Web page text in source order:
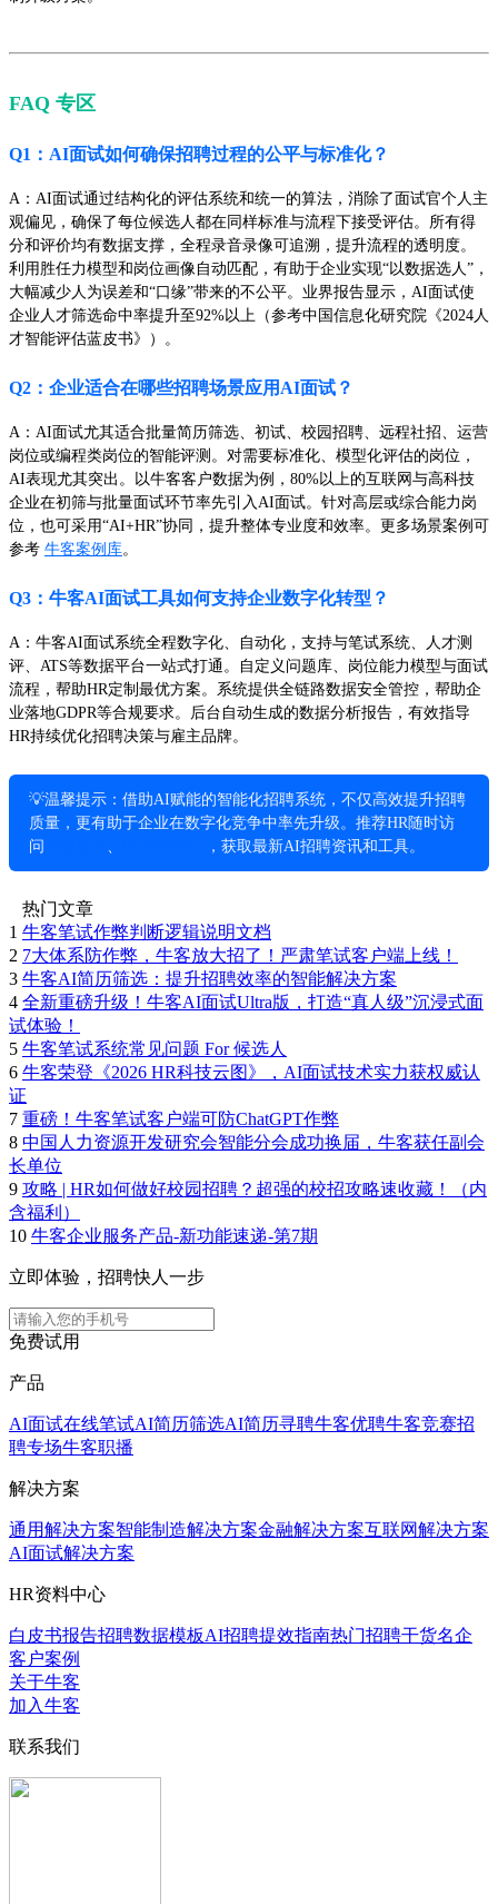
FAQ 专区
Q1：AI面试如何确保招聘过程的公平与标准化？
A：AI面试通过结构化的评估系统和统一的算法，消除了面试官个人主
观偏见，确保了每位候选人都在同样标准与流程下接受评估。所有得
分和评价均有数据支撑，全程录音录像可追溯，提升流程的透明度。
利用胜任力模型和岗位画像自动匹配，有助于企业实现“以数据选人”，
大幅减少人为误差和“口缘”带来的不公平。业界报告显示，AI面试使
企业人才筛选命中率提升至92%以上（参考中国信息化研究院《2024人
才智能评估蓝皮书》）。
Q2：企业适合在哪些招聘场景应用AI面试？
A：AI面试尤其适合批量简历筛选、初试、校园招聘、远程社招、运营
岗位或编程类岗位的智能评测。对需要标准化、模型化评估的岗位，
AI表现尤其突出。以牛客客户数据为例，80%以上的互联网与高科技
企业在初筛与批量面试环节率先引入AI面试。针对高层或综合能力岗
位，也可采用“AI+HR”协同，提升整体专业度和效率。更多场景案例可
参考 牛客案例库。
Q3：牛客AI面试工具如何支持企业数字化转型？
A：牛客AI面试系统全程数字化、自动化，支持与笔试系统、人才测
评、ATS等数据平台一站式打通。自定义问题库、岗位能力模型与面试
流程，帮助HR定制最优方案。系统提供全链路数据安全管控，帮助企
业落地GDPR等合规要求。后台自动生成的数据分析报告，有效指导
HR持续优化招聘决策与雇主品牌。
💡温馨提示：借助AI赋能的智能化招聘系统，不仅高效提升招聘
质量，更有助于企业在数字化竞争中率先升级。推荐HR随时访
问
、 ，获取最新AI招聘资讯和工具。
热门文章
1 牛客笔试作弊判断逻辑说明文档
2 7大体系防作弊，牛客放大招了！严肃笔试客户端上线！
3 牛客AI简历筛选：提升招聘效率的智能解决方案
4 全新重磅升级！牛客AI面试Ultra版，打造“真人级”沉浸式面
试体验！
5 牛客笔试系统常见问题 For 候选人
6 牛客荣登《2026 HR科技云图》，AI面试技术实力获权威认
证
7 重磅！牛客笔试客户端可防ChatGPT作弊
8 中国人力资源开发研究会智能分会成功换届，牛客获任副会
长单位
9 攻略 | HR如何做好校园招聘？超强的校招攻略速收藏！（内
含福利）
10 牛客企业服务产品-新功能速递-第7期
立即体验，招聘快人一步
免费试用
产品
AI面试在线笔试AI简历筛选AI简历寻聘牛客优聘牛客竞赛招
聘专场牛客职播
解决方案
通用解决方案智能制造解决方案金融解决方案互联网解决方案
AI面试解决方案
HR资料中心
白皮书报告招聘数据模板AI招聘提效指南热门招聘干货名企
客户案例
关于牛客
加入牛客
联系我们